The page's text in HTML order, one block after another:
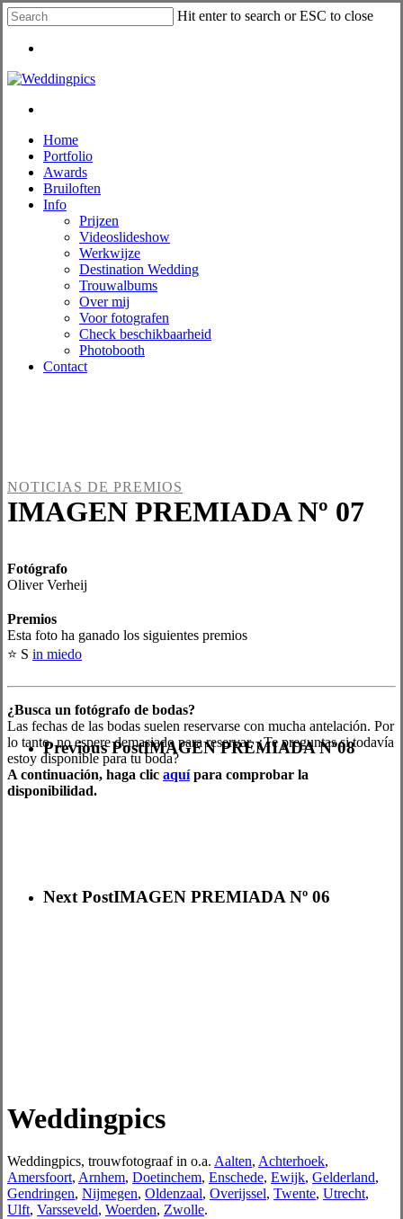
Skip
to
main
Hit enter to search or ESC to close
Search
Menu
Home
Portfolio
Awards
Bruiloften
Info
Prijzen
Videoslideshow
Werkwijze
Destination Wedding
Trouwalbums
Over mij
Voor fotografen
Check beschikbaarheid
Photobooth
Contact
NOTICIAS DE PREMIOS
IMAGEN PREMIADA Nº 07
Fotógrafo
Oliver Verheij
Premios
Esta foto ha ganado los siguientes premios
⭐ S in miedo
¿Busca un fotógrafo de bodas?
Las fechas de las bodas suelen reservarse con mucha antelación. Por
lo tanto, no espere demasiado para reservar. ¿Te preguntas si todavía
estoy disponible para tu boda?
A continuación, haga clic aquípara comprobar la
disponibilidad.
Previous PostIMAGEN PREMIADA Nº08
Next PostIMAGEN PREMIADA Nº 06
Weddingpics
Weddingpics, trouwfotograaf in o.a. Aalten, Achterhoek,
Amersfoort, Arnhem, Doetinchem, Enschede, Ewijk, Gelderland,
Gendringen, Nijmegen, Oldenzaal, Overijssel, Twente, Utrecht,
Ulft, Varsseveld, Woerden, Zwolle.